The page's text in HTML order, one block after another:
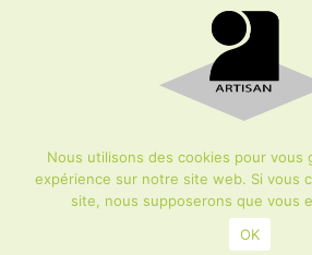
© Création et éco-conception
DESIGN– 2024 Tous droits
Nous utilisons des cookies pour vous
expérience sur notre site web. Si vous
site, nous supposerons que vous
OK